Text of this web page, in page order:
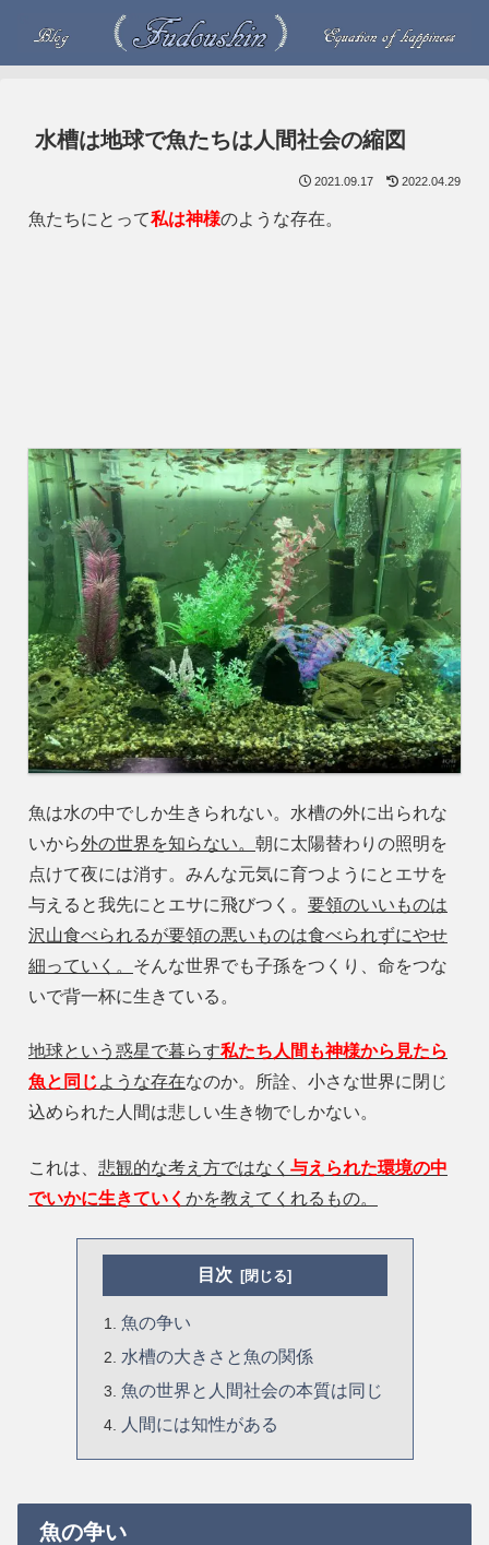
水槽は地球で魚たちは人間社会の縮図
2021.09.17 2022.04.29
魚たちにとって私は神様のような存在。
魚は水の中でしか生きられない。水槽の外に出られな
いから外の世界を知らない。 朝に太陽替わりの照明を
点けて夜には消す。みんな元気に育つようにとエサを
与えると我先にとエサに飛びつく。 要領のいいものは
沢山食べられるが要領の悪いものは食べられずにやせ
細っていく。 そんな世界でも子孫をつくり、命をつな
いで背一杯に生きている。
地球という惑星で暮らす私たち人間も神様から見たら
魚と同じような存在なのか。所詮、小さな世界に閉じ
込められた人間は悲しい生き物でしかない。
これは、 悲観的な考え方ではなく 与えられた環境の中
でいかに生きていく かを教えてくれるもの。
目次
魚の争い
水槽の大きさと魚の関係
魚の世界と人間社会の本質は同じ
人間には知性がある
魚の争い